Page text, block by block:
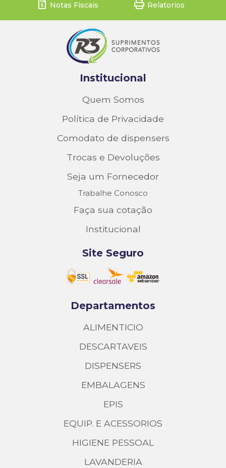
Notas Fiscais Relatorios
Institucional
Quem Somos
Política de Privacidade
Comodato de dispensers
Trocas e Devoluções
Seja um Fornecedor
Trabalhe Conosco
Faça sua cotação
Institucional
Site Seguro
Departamentos
ALIMENTICIO
DESCARTAVEIS
DISPENSERS
EMBALAGENS
EPIS
EQUIP. E ACESSORIOS
HIGIENE PESSOAL
LAVANDERIA